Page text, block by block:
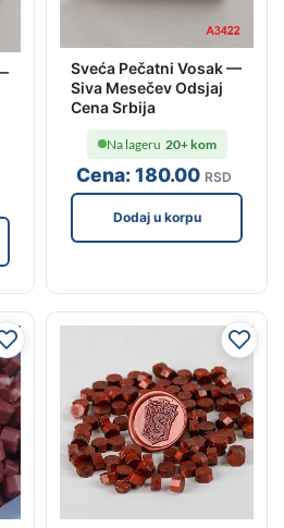
Sveća Pečatni Vosak —
Siva Mesečev Odsjaj
Cena Srbija
Cena:180.00 RSD
Na lageru 20+ kom
Dodaj u korpu